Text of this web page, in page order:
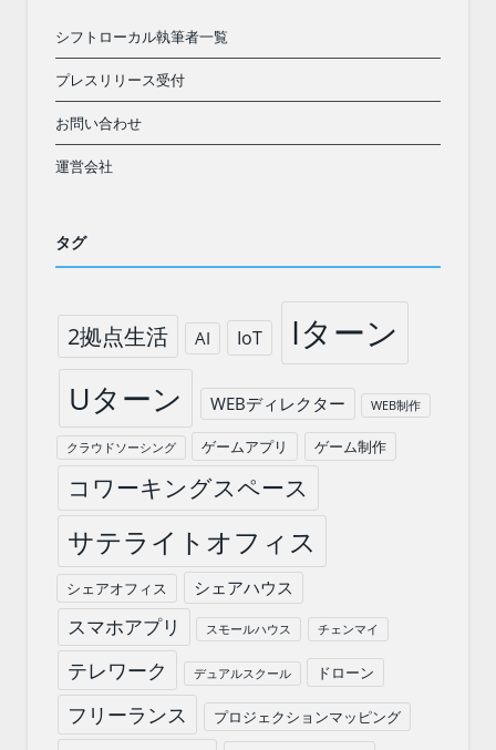
シフトローカル執筆者一覧
プレスリリース受付
お問い合わせ
運営会社
タグ
2拠点生活 AI IoT Iターン
Uターン WEBディレクター WEB制作
クラウドソーシング ゲームアプリ ゲーム制作
コワーキングスペース
サテライトオフィス
シェアオフィス シェアハウス
スマホアプリ スモールハウス チェンマイ
テレワーク デュアルスクール ドローン
フリーランス プロジェクションマッピング